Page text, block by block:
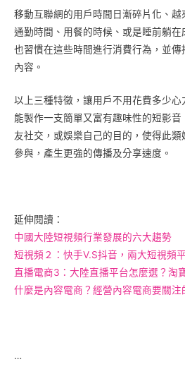
移動互聯網的用戶時間日漸碎片化、
通勤時間、用餐的時候、或是睡前躺
也習慣在這些時間進行消費行為，並
內容。
以上三種特徵，讓用戶不用花費多少
能製作一支簡單又富有趣味性的短影
友社交，或娛樂自己的目的，使得此
參與，產生更強的傳播及分享速度。
延伸閱讀：
中國大陸短視頻行業發展的六大趨勢
短視頻２：快手V.S抖音，兩大短視頻
直播電商3：大陸直播平台怎麼選？淘
什麼是內容電商？經營內容電商要關注
…